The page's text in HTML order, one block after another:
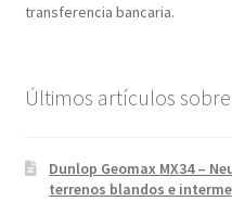
transferencia bancaria.
Últimos artículos
Dunlop Geomax MX34 –
terrenos blandos e